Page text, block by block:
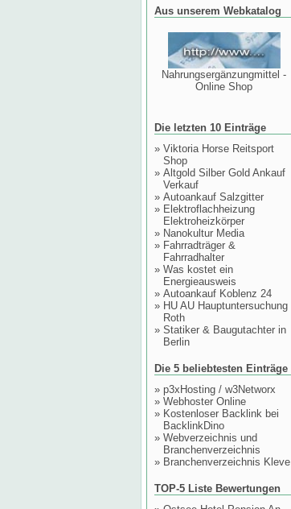
Aus unserem Webkatalog
Nahrungsergänzungmittel -
Online Shop
Die letzten 10 Einträge
» Viktoria Horse Reitsport
Shop
» Altgold Silber Gold Ankauf
Verkauf
» Autoankauf Salzgitter
» Elektroflachheizung
Elektroheizkörper
» Nanokultur Media
» Fahrradträger &
Fahrradhalter
» Was kostet ein
Energieausweis
» Autoankauf Koblenz 24
» HU AU Hauptuntersuchung
Roth
» Statiker & Baugutachter in
Berlin
Die 5 beliebtesten Einträge
» p3xHosting / w3Networx
» Webhoster Online
» Kostenloser Backlink bei
BacklinkDino
» Webverzeichnis und
Branchenverzeichnis
» Branchenverzeichnis Kleve
TOP-5 Liste Bewertungen